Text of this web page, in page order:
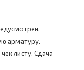
арматуру.
листу. Сдача